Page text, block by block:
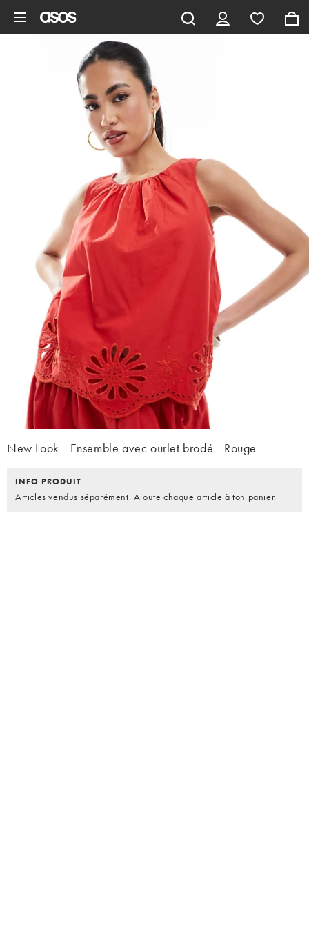
New Look - Ensemble avec ourlet brodé - Rouge
INFO PRODUIT
Articles vendus séparément. Ajoute chaque article à ton panier.